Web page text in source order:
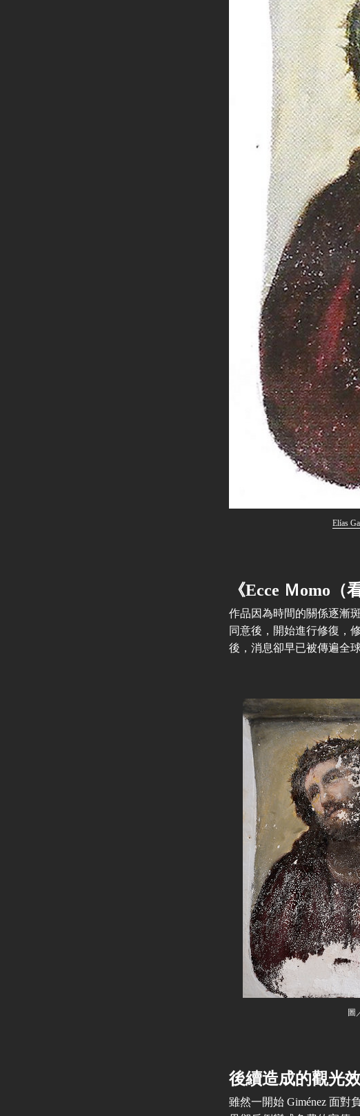
Elías
《Ecce Ｍomo（
作品因為時間的關係逐漸
同意後，開始進行修復，
後，消息卻早已被傳遍全
圖
後續造成的觀光
雖然一開始 Giménez 面對